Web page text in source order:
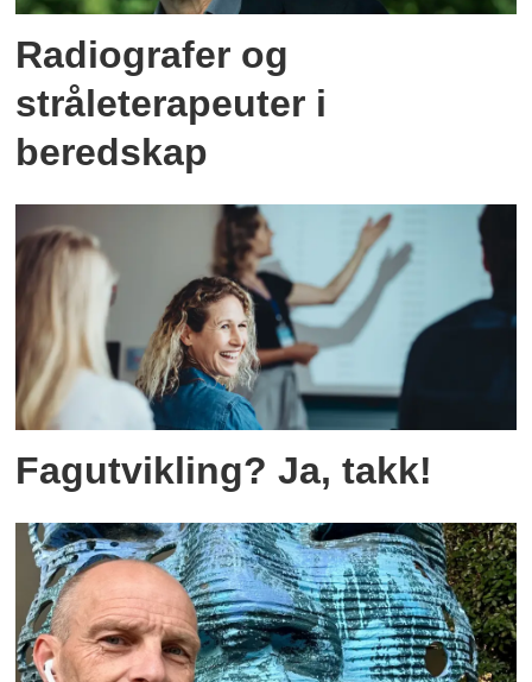
Radiografer og
stråleterapeuter i
beredskap
Fagutvikling? Ja, takk!